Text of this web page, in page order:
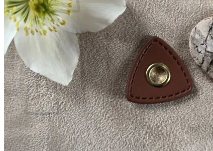
Es befinden sich keine Produkte im Warenkorb.
Zurück zum Shop
0
Warenkorb
Es befinden sich keine Produkte im Warenkorb.
Zurück zum Shop